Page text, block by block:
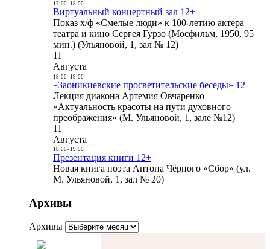
17:00- 18:00
Виртуальный концертный зал 12+
Показ х/ф «Смелые люди» к 100-летию актера
театра и кино Сергея Гурзо (Мосфильм, 1950, 95
мин.) (Ульяновой, 1, зал № 12)
11
Августа
18:00- 19:00
«Заоникиевские просветительские беседы» 12+
Лекция диакона Артемия Овчаренко
«Актуальность красоты на пути духовного
преображения» (М. Ульяновой, 1, зале №12)
11
Августа
18:00- 19:00
Презентация книги 12+
Новая книга поэта Антона Чёрного «Сбор» (ул.
М. Ульяновой, 1, зал № 20)
Архивы
Архивы